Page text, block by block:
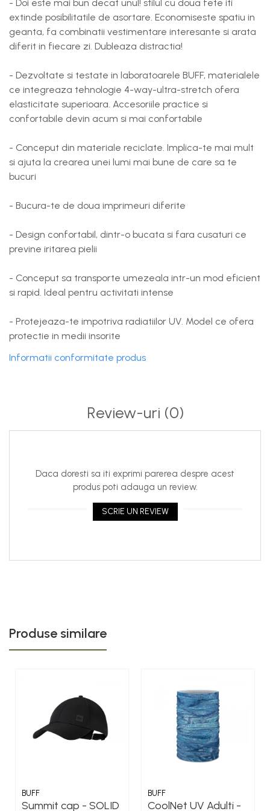
- Doi este mai bun decat unul! stilul cu doua fete iti
extinde posibilitatile de asortare. Economiseste spatiu in
geanta, fa combinatii vestimentare interesante si arata
diferit in fiecare zi. Dubleaza distractia!
- Dezvoltate si testate in laboratoarele BUFF, materialele
ce integreaza tehnologie 4-way-ultra-stretch ofera
elasticitate superioara. Accesoriile practice si
confortabile devin acum si mai confortabile
- Conceput din materiale reciclate. Implica-te mai mult
si ajuta la crearea unei lumi mai bune de care sa te
bucuri
- Bucura-te de doua imprimeuri diferite
- Design confortabil, dintr-o bucata si fara cusaturi ce
previne iritarea pielii
- Conceput sa transporte umezeala intr-un mod eficient
si rapid. Ideal pentru activitati intense
- Protejeaza-te impotriva radiatiilor UV. Model ce ofera
protectie in medii insorite
Informatii conformitate produs
Review-uri (0)
Daca doresti sa iti exprimi parerea despre acest
produs poti adauga un review.
SCRIE UN REVIEW
Produse similare
BUFF
Summit cap - SOLID
BUFF
CoolNet UV Adulti -